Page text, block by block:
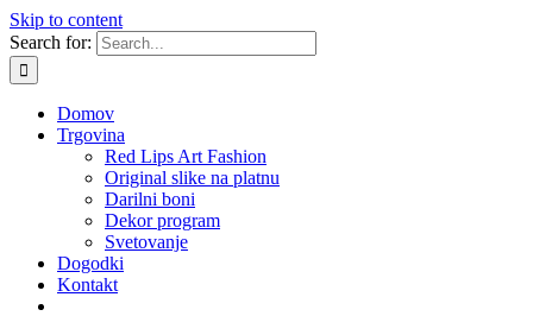
Skip to content
Search for:
Domov
Trgovina
Red Lips Art Fashion
Original slike na platnu
Darilni boni
Dekor program
Svetovanje
Dogodki
Kontakt